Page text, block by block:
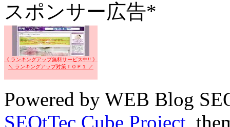
スポンサー広告*
《 ランキングアップ無料サービス中!! 》
＼ ランキングアップ対策ＴＯＰ１ ／
Powered by WEB Blog
SEOtTec Cube Project,